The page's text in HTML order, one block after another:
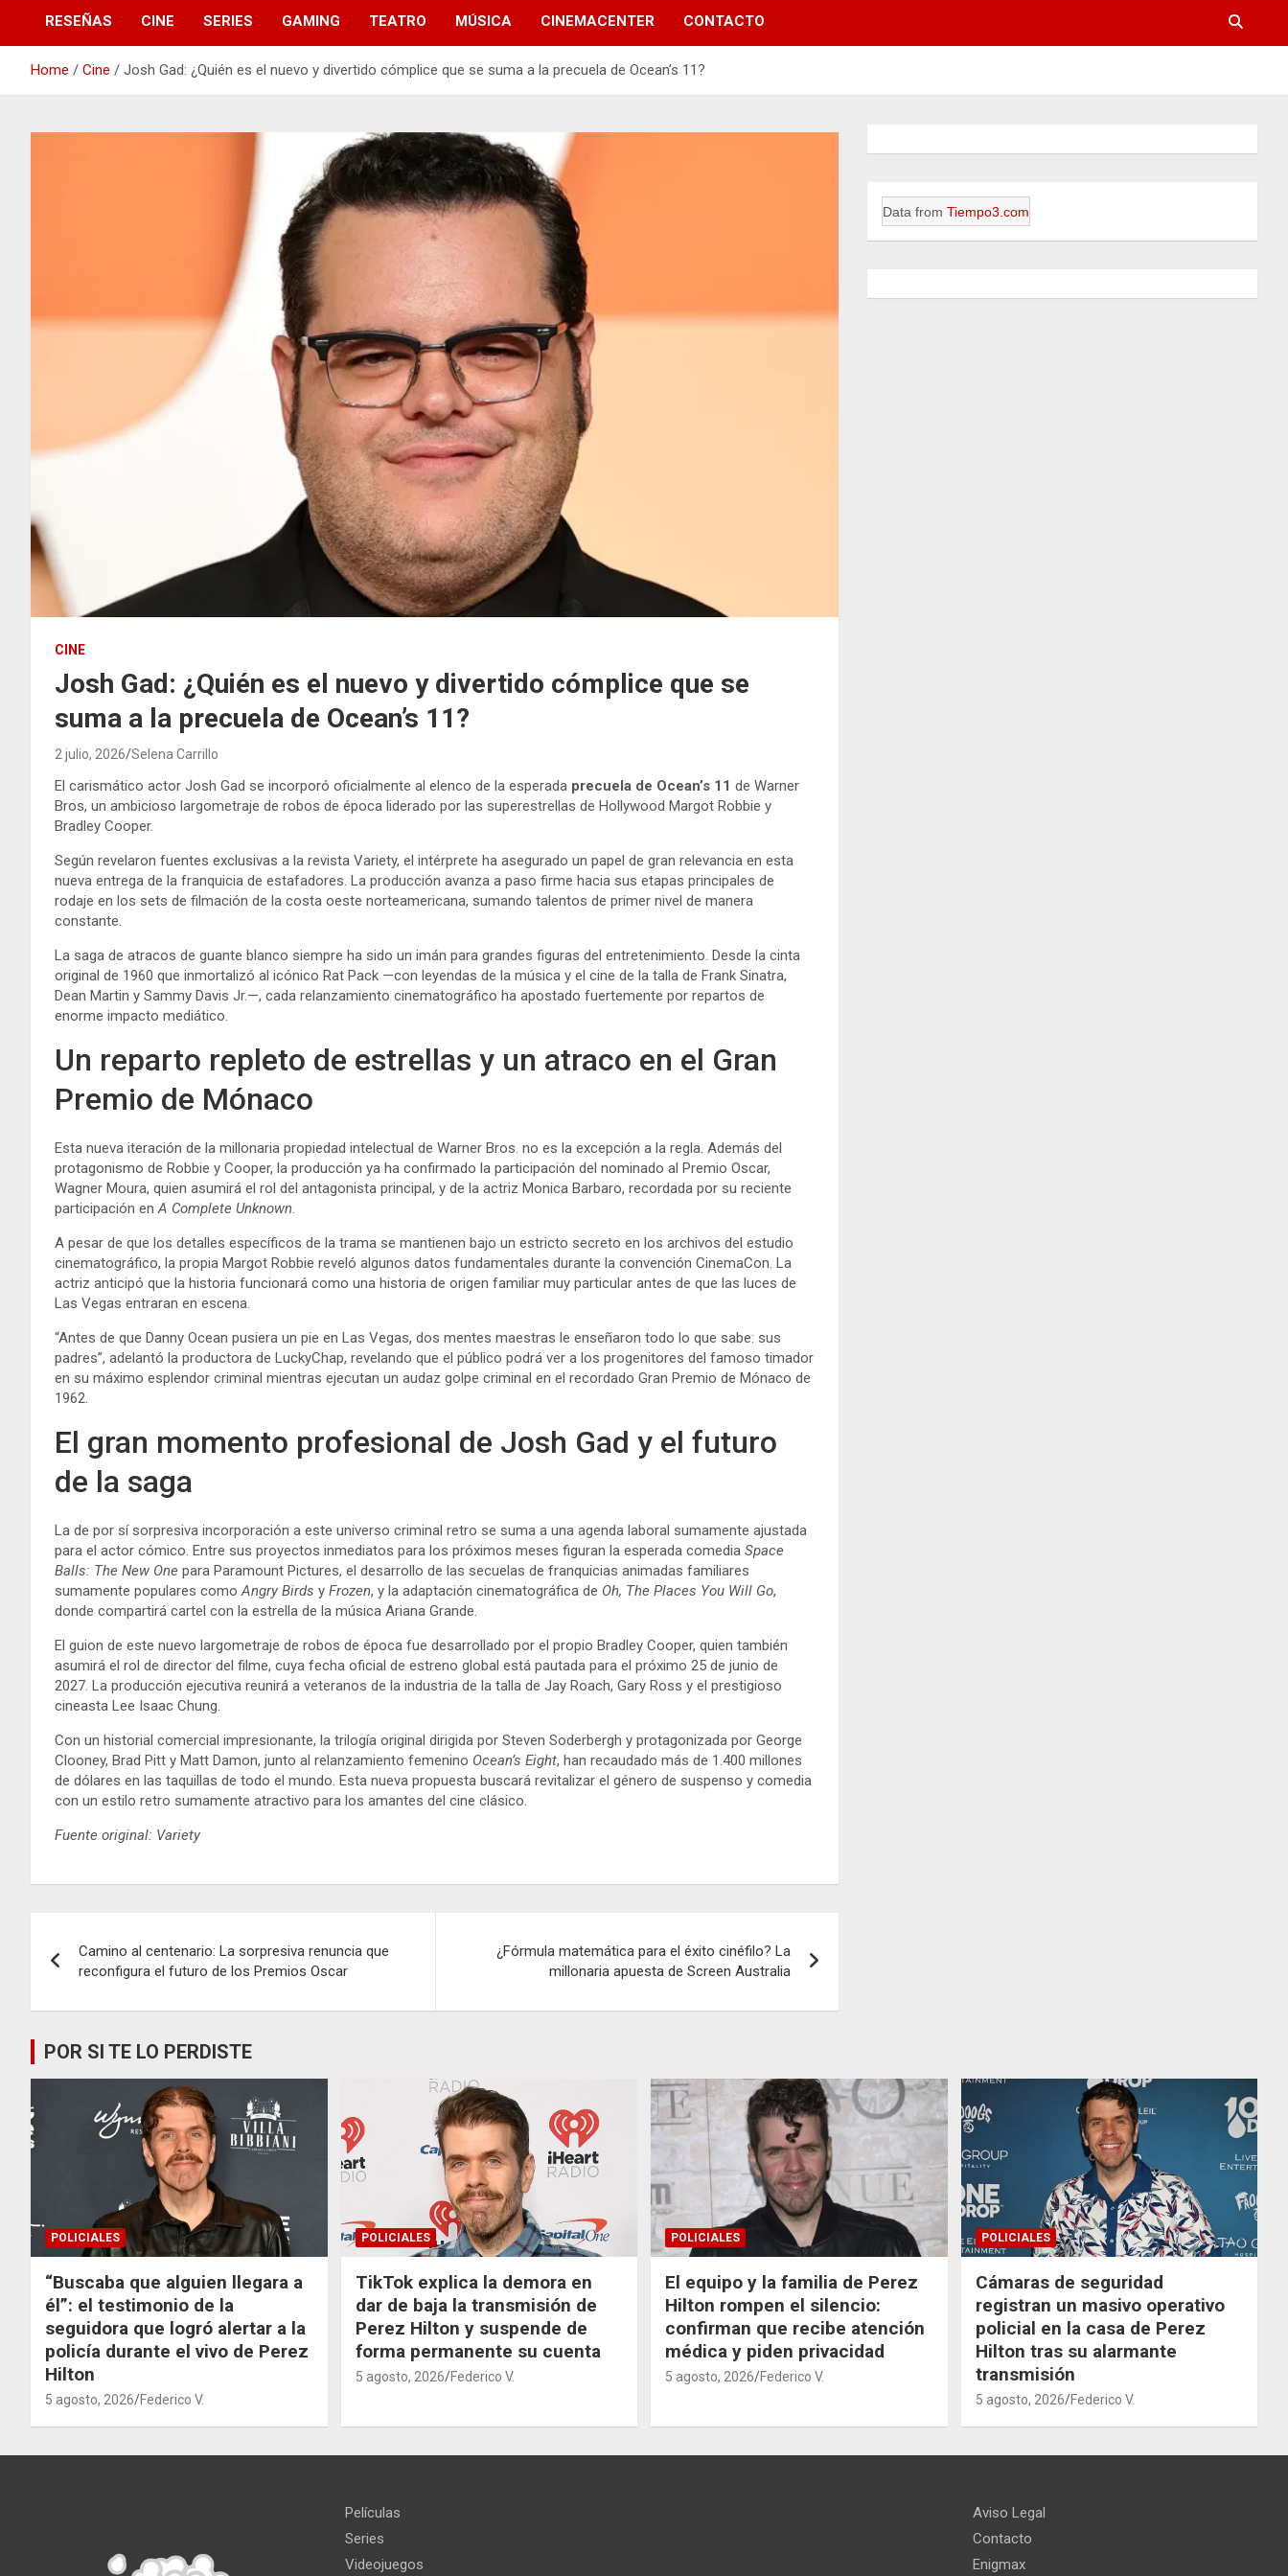
RESEÑAS CINE SERIES GAMING TEATRO MÚSICA CINEMACENTER CONTACTO
Home Cine Josh Gad: ¿Quién es el nuevo y divertido cómplice que se suma a la precuela de Ocean’s 11?
CINE
Josh Gad: ¿Quién es el nuevo y divertido cómplice que se
suma a la precuela de Ocean’s 11?
2 julio, 2026 Selena Carrillo
El carismático actor Josh Gad se incorporó oficialmente al elenco de la esperada precuela de Ocean’s 11 de Warner
Bros, un ambicioso largometraje de robos de época liderado por las superestrellas de Hollywood Margot Robbie y
Bradley Cooper.
Según revelaron fuentes exclusivas a la revista Variety, el intérprete ha asegurado un papel de gran relevancia en esta
nueva entrega de la franquicia de estafadores. La producción avanza a paso firme hacia sus etapas principales de
rodaje en los sets de filmación de la costa oeste norteamericana, sumando talentos de primer nivel de manera
constante.
La saga de atracos de guante blanco siempre ha sido un imán para grandes figuras del entretenimiento. Desde la cinta
original de 1960 que inmortalizó al icónico Rat Pack —con leyendas de la música y el cine de la talla de Frank Sinatra,
Dean Martin y Sammy Davis Jr.—, cada relanzamiento cinematográfico ha apostado fuertemente por repartos de
enorme impacto mediático.
Un reparto repleto de estrellas y un atraco en el Gran
Premio de Mónaco
Esta nueva iteración de la millonaria propiedad intelectual de Warner Bros. no es la excepción a la regla. Además del
protagonismo de Robbie y Cooper, la producción ya ha confirmado la participación del nominado al Premio Oscar,
Wagner Moura, quien asumirá el rol del antagonista principal, y de la actriz Monica Barbaro, recordada por su reciente
participación enA Complete Unknown.
A pesar de que los detalles específicos de la trama se mantienen bajo un estricto secreto en los archivos del estudio
cinematográfico, la propia Margot Robbie reveló algunos datos fundamentales durante la convención CinemaCon. La
actriz anticipó que la historia funcionará como una historia de origen familiar muy particular antes de que las luces de
Las Vegas entraran en escena.
“Antes de que Danny Ocean pusiera un pie en Las Vegas, dos mentes maestras le enseñaron todo lo que sabe: sus
padres”, adelantó la productora de LuckyChap, revelando que el público podrá ver a los progenitores del famoso timador
en su máximo esplendor criminal mientras ejecutan un audaz golpe criminal en el recordado Gran Premio de Mónaco de
1962.
El gran momento profesional de Josh Gad y el futuro
de la saga
La de por sí sorpresiva incorporación a este universo criminal retro se suma a una agenda laboral sumamente ajustada
para el actor cómico. Entre sus proyectos inmediatos para los próximos meses figuran la esperada comedia Space
Balls: The New One para Paramount Pictures, el desarrollo de las secuelas de franquicias animadas familiares
sumamente populares comoAngry Birds y Frozen, y la adaptación cinematográfica de Oh, The Places You Will Go,
donde compartirá cartel con la estrella de la música Ariana Grande.
El guion de este nuevo largometraje de robos de época fue desarrollado por el propio Bradley Cooper, quien también
asumirá el rol de director del filme, cuya fecha oficial de estreno global está pautada para el próximo 25 de junio de
2027. La producción ejecutiva reunirá a veteranos de la industria de la talla de Jay Roach, Gary Ross y el prestigioso
cineasta Lee Isaac Chung.
Con un historial comercial impresionante, la trilogía original dirigida por Steven Soderbergh y protagonizada por George
Clooney, Brad Pitt y Matt Damon, junto al relanzamiento femenino Ocean’s Eight, han recaudado más de 1.400 millones
de dólares en las taquillas de todo el mundo. Esta nueva propuesta buscará revitalizar el género de suspenso y comedia
con un estilo retro sumamente atractivo para los amantes del cine clásico.
Fuente original: Variety
de
entradas
Camino al centenario: La sorpresiva renuncia que
reconfigura el futuro de los Premios Oscar
¿Fórmula matemática para el éxito cinéfilo? La
millonaria apuesta de Screen Australia
Data fromTiempo3.com
POR SI TE LO PERDISTE
POLICIALES
“Buscaba que alguien llegara a
él”: el testimonio de la
seguidora que logró alertar a la
policía durante el vivo de Perez
Hilton
5 agosto, 2026 Federico V.
POLICIALES
TikTok explica la demora en
dar de baja la transmisión de
Perez Hilton y suspende de
forma permanente su cuenta
5 agosto, 2026 Federico V.
POLICIALES
El equipo y la familia de Perez
Hilton rompen el silencio:
confirman que recibe atención
médica y piden privacidad
5 agosto, 2026 Federico V.
POLICIALES
Cámaras de seguridad
registran un masivo operativo
policial en la casa de Perez
Hilton tras su alarmante
transmisión
5 agosto, 2026 Federico V.
Películas
Series
Videojuegos
Aviso Legal
Contacto
Enigmax